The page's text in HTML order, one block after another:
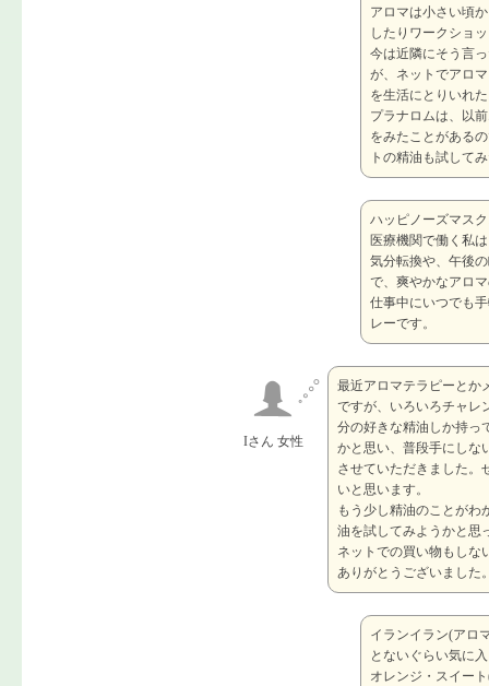
アロマは小さい頃
したりワークショ
今は近隣にそう言
が、ネットでアロ
を生活にとりいれ
プラナロムは、以
をみたことがある
トの精油も試して
ハッピノーズマス
医療機関で働く私
気分転換や、午後
で、爽やかなアロ
仕事中にいつでも
レーです。
Iさん 女性
最近アロマテラピーとか
ですが、いろいろチャレ
分の好きな精油しか持っ
かと思い、普段手にしな
させていただきました。
いと思います。
もう少し精油のことがわ
油を試してみようかと思
ネットでの買い物もしな
ありがとうございました
イランイラン(アロ
とないぐらい気に
オレンジ・スイー